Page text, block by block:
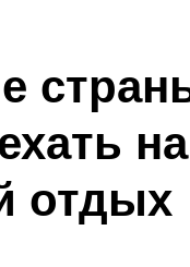
на
отдых